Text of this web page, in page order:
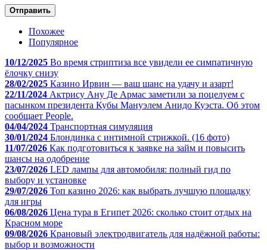
Отправить
Похожее
Популярное
10/12/2025 Во время стриптиза все увидели ее симпатичную
ёлочку снизу
28/02/2025 Казино Ирвин — ваш шанс на удачу и азарт!
22/11/2024 Актрису Ану Де Армас заметили за поцелуем с
пасынком президента Кубы Мануэлем Анидо Куэста. Об этом
сообщает People.
04/04/2024 Транспортная симуляция
30/01/2024 Блондинка с интимной стрижкой. (16 фото)
11/07/2026 Как подготовиться к заявке на займ и повысить
шансы на одобрение
23/07/2026 LED лампы для автомобиля: полный гид по
выбору и установке
29/07/2026 Топ казино 2026: как выбрать лучшую площадку
для игры
06/08/2026 Цена тура в Египет 2026: сколько стоит отдых на
Красном море
09/08/2026 Крановый электродвигатель для надёжной работы:
выбор и возможности